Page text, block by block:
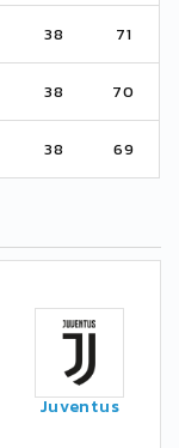
38 71
38 70
38 69
Juventus